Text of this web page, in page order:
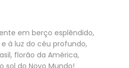
em berço esplêndido,
à luz do céu profundo,
florão da América,
sol do Novo Mundo!